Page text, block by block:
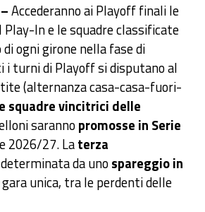
Accederanno ai Playoff finali le
In e le squadre classificate
ogni girone nella fase di
i turni di Playoff si disputano al
(alternanza casa-casa-fuori-
squadre vincitrici delle
saranno promosse in Serie
2026/27. Laterza
da uno spareggio in
unica, tra le perdenti delle